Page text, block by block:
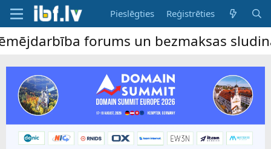
Pieslēgties Reģistrēties
forums un bezmaksas